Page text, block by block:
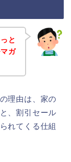
と
ガ
理由は、家の
、割引セール
れてくる仕組